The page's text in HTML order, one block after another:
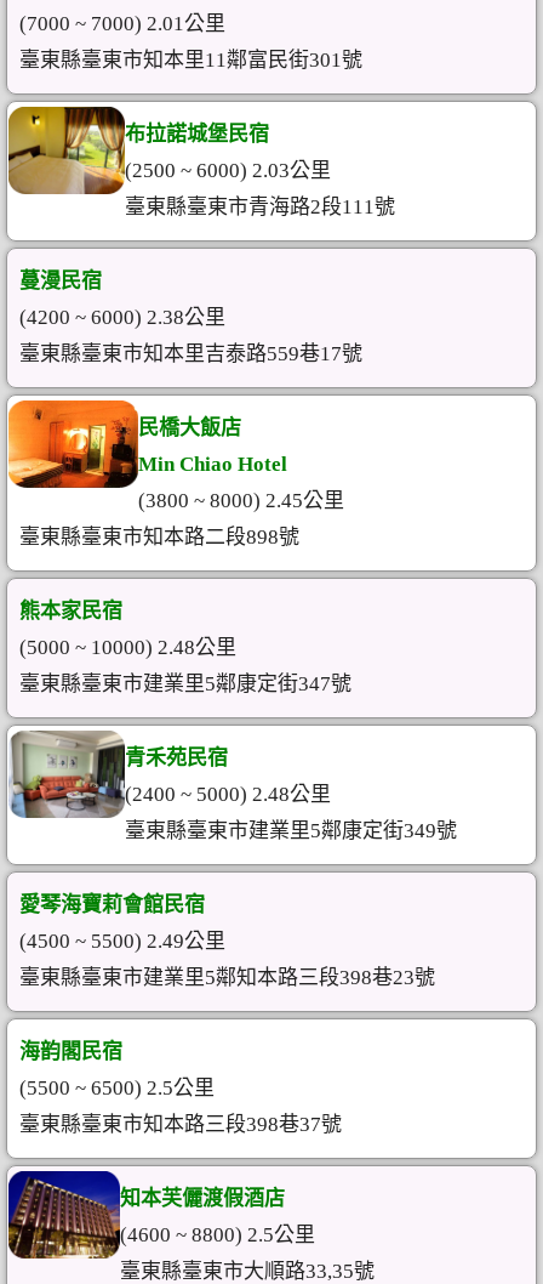
(7000 ~ 7000) 2.01公里
臺東縣臺東市知本里11鄰富民街301號
布拉諾城堡民宿
(2500 ~ 6000) 2.03公里
臺東縣臺東市青海路2段111號
蔓漫民宿
(4200 ~ 6000) 2.38公里
臺東縣臺東市知本里吉泰路559巷17號
民橋大飯店
Min Chiao Hotel
(3800 ~ 8000) 2.45公里
臺東縣臺東市知本路二段898號
熊本家民宿
(5000 ~ 10000) 2.48公里
臺東縣臺東市建業里5鄰康定街347號
青禾苑民宿
(2400 ~ 5000) 2.48公里
臺東縣臺東市建業里5鄰康定街349號
愛琴海寶莉會館民宿
(4500 ~ 5500) 2.49公里
臺東縣臺東市建業里5鄰知本路三段398巷23號
海韵閣民宿
(5500 ~ 6500) 2.5公里
臺東縣臺東市知本路三段398巷37號
知本芙儷渡假酒店
(4600 ~ 8800) 2.5公里
臺東縣臺東市大順路33,35號